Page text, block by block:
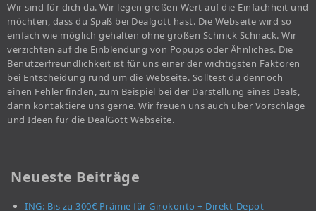
Wir sind für dich da. Wir legen großen Wert auf die Einfachheit und
möchten, dass du Spaß bei Dealgott hast. Die Webseite wird so
einfach wie möglich gehalten ohne großen Schnick Schnack. Wir
verzichten auf die Einblendung von Popups oder Ähnliches. Die
Benutzerfreundlichkeit ist für uns einer der wichtigsten Faktoren
bei Entscheidung rund um die Webseite. Solltest du dennoch
einen Fehler finden, zum Beispiel bei der Darstellung eines Deals,
dann kontaktiere uns gerne. Wir freuen uns auch über Vorschläge
und Ideen für die DealGott Webseite.
Neueste Beiträge
ING: Bis zu 300€ Prämie für Girokonto + Direkt-Depot